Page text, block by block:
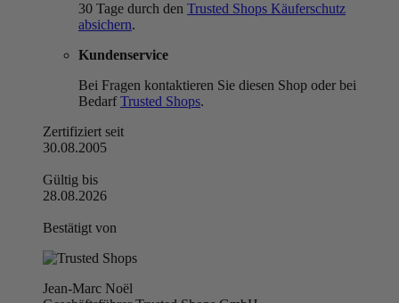
30 Tage durch den Trusted Shops Käuferschutz
absichern.
Kundenservice
Bei Fragen kontaktieren Sie diesen Shop oder bei
BedarfTrusted Shops.
Zertifiziert seit
30.08.2005
Gültig bis
28.08.2026
Bestätigt von
Jean-Marc Noël